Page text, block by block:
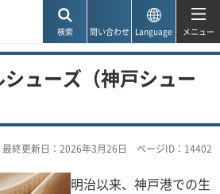
検索 問い合わせ Language メニュー
ューズ（神戸シュー
最終更新日：2026年3月26日 ページID：14402
明治以来、神戸港での生